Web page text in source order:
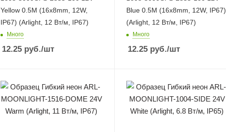
Yellow 0.5M (16x8mm, 12W,
IP67) (Arlight, 12 Вт/м, IP67)
Много
12.25руб./шт
Blue 0.5M (16x8mm, 12W, IP67)
(Arlight, 12 Вт/м, IP67)
Много
12.25руб./шт